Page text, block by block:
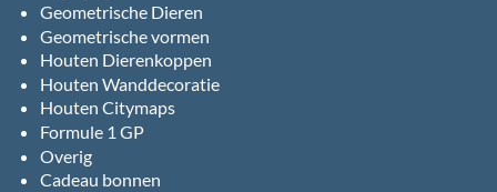
Geometrische Dieren
Geometrische vormen
Houten Dierenkoppen
Houten Wanddecoratie
Houten Citymaps
Formule 1 GP
Overig
Cadeau bonnen